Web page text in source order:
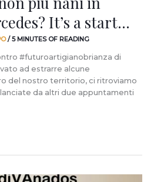
It’s a start…
/5 MINUTES OF READING
#futuroartigianobrianza di
ad estrarre alcune
del nostro territorio, ci ritroviamo
da altri due appuntamenti